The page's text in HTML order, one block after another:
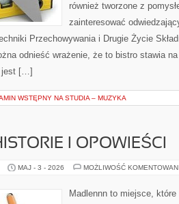
również tworzone z
zainteresować
Przechowywania i Drugie Życie
odnieść wrażenie, że to bistro stawia
jest […]
WSTĘPNY NA STUDIA – MUZYKA
I OPOWIEŚCI
MAJ - 3 - 2026 MOŻLIWOŚĆ
Madlennn to miejsce,